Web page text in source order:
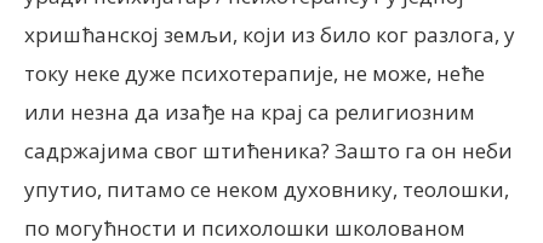
хришћанској земљи, који из било ког разлога, у
току неке дуже психотерапије, не може, неће
или незна да изађе на крај са религиозним
садржајима свог штићеника? Зашто га он неби
упутио, питамо се неком духовнику, теолошки,
по могућности и психолошки школованом